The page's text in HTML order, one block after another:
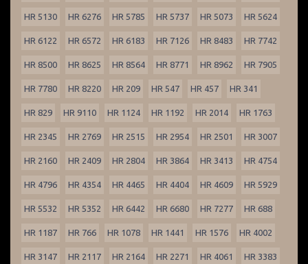
HR 5130 HR 6276 HR 5785 HR 5737 HR 5073 HR 5624
HR 6122 HR 6572 HR 6183 HR 7126 HR 8483 HR 7742
HR 8500 HR 8625 HR 8564 HR 8771 HR 8962 HR 7905
HR 7780 HR 8220 HR 209 HR 547 HR 457 HR 341
HR 829 HR 9110 HR 1124 HR 1192 HR 2014 HR 1763
HR 2345 HR 2769 HR 2515 HR 2954 HR 2501 HR 3007
HR 2160 HR 2409 HR 2804 HR 3864 HR 3413 HR 4754
HR 4796 HR 4354 HR 4465 HR 4404 HR 4609 HR 5929
HR 5532 HR 5352 HR 6442 HR 6680 HR 7277 HR 688
HR 1187 HR 766 HR 1078 HR 1441 HR 1576 HR 4002
HR 3147 HR 2117 HR 2164 HR 2271 HR 4061 HR 3383